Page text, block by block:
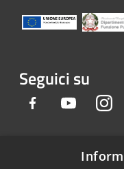
Seguici su
Facebook Youtube